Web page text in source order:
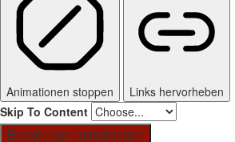
Animationen stoppen
Links hervorheben
Skip To Content
Einstellungen zurücksetzen